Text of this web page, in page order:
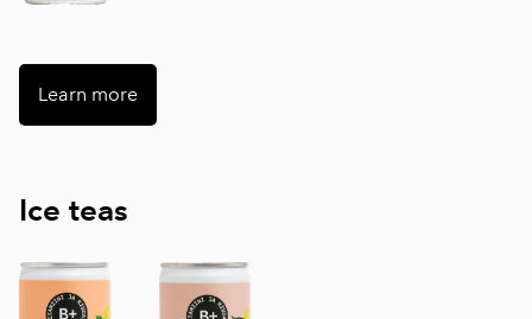
Learn more
Ice teas